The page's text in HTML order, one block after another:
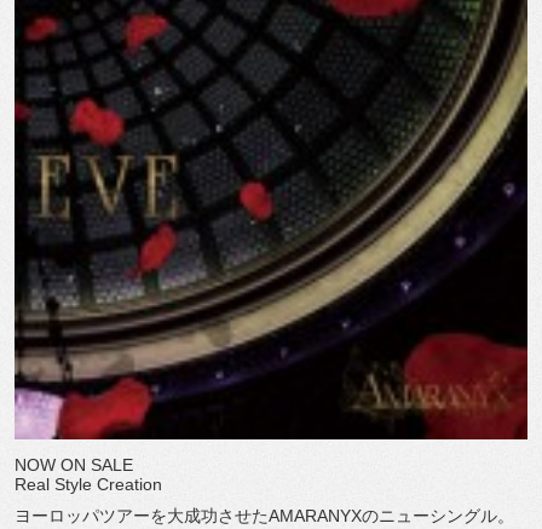
NOW ON SALE
Real Style Creation
ヨーロッパツアーを大成功させたAMARANYXのニューシングル。